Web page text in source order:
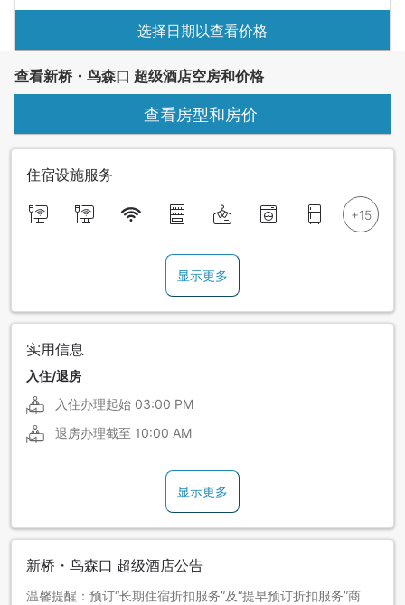
选择日期以查看价格
查看新桥・鸟森口 超级酒店空房和价格
查看房型和房价
住宿设施服务
显示更多
实用信息
入住/退房
入住办理起始 03:00 PM
退房办理截至 10:00 AM
显示更多
新桥・鸟森口 超级酒店公告
温馨提醒：预订“长期住宿折扣服务”及“提早预订折扣服务”商